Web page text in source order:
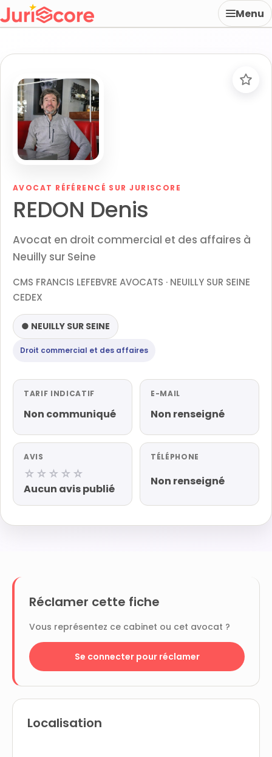
Menu
AVOCAT RÉFÉRENCÉ SUR JURISCORE
REDON Denis
Avocat en droit commercial et des affaires à
Neuilly sur Seine
CMS FRANCIS LEFEBVRE AVOCATS · NEUILLY SUR SEINE
CEDEX
● NEUILLY SUR SEINE
Droit commercial et des affaires
TARIF INDICATIF
Non communiqué
E-MAIL
Non renseigné
AVIS
☆☆☆☆☆
Aucun avis publié
TÉLÉPHONE
Non renseigné
Réclamer cette fiche
Vous représentez ce cabinet ou cet avocat ?
Se connecter pour réclamer
Localisation